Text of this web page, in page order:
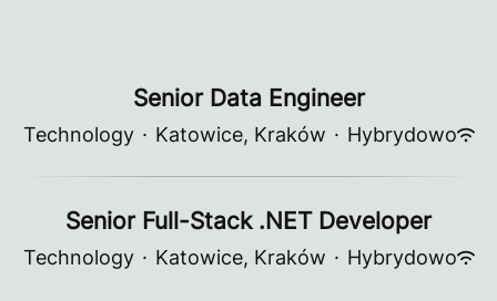
Senior Data Engineer
Technology · Katowice, Kraków · Hybrydowo
Senior Full-Stack .NET Developer
Technology · Katowice, Kraków · Hybrydowo